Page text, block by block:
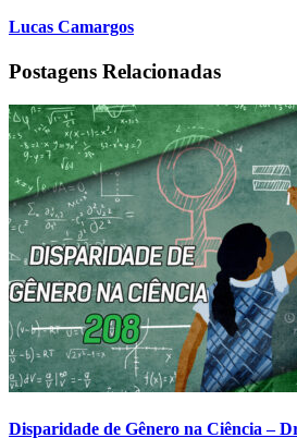
Lucas Camargos
Postagens Relacionadas
Disparidade de Gênero na Ciência –